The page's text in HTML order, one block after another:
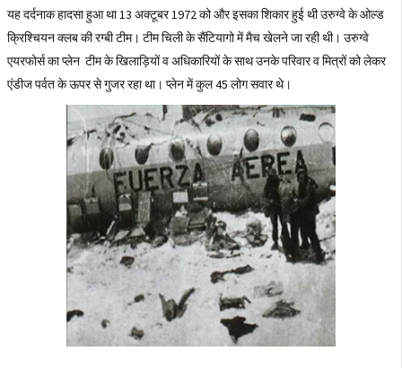
यह दर्दनाक हादसा हुआ था 13 अक्टूबर 1972 को और इसका शिकार हुई थी उरुग्वे के ओल्ड
क्रिश्चियन क्लब की रग्बी टीम। टीम चिली के सैंटियागो में मैच खेलने जा रही थी। उरुग्वे
एयरफोर्स का प्लेन टीम के खिलाड़ियों व अधिकारियों के साथ उनके परिवार व मित्रों को लेकर
एंडीज पर्वत के ऊपर से गुजर रहा था। प्लेन में कुल 45 लोग सवार थे।